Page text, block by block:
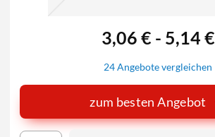
3,06 € - 5,14 €
24 Angebote vergleichen
zum besten Angebot